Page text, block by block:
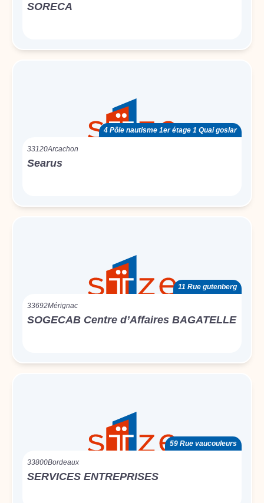
SORECA
4 Pôle nautisme 1er étage 1 Quai goslar
33120Arcachon
Searus
11 Rue gutenberg
33692Mérignac
SOGECAB Centre d’Affaires BAGATELLE
59 Rue vaucouleurs
33800Bordeaux
SERVICES ENTREPRISES